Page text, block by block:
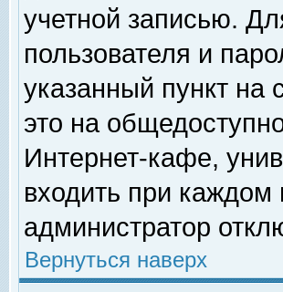
учетной записью.
пользователя и
указанный пункт на
это на
Интернет-кафе,
входить при каждом
администратор
Вернуться наверх